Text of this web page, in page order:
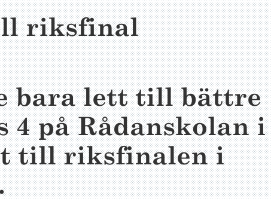
riksfinal
bara lett till bättre
på Rådanskolan i
till riksfinalen i